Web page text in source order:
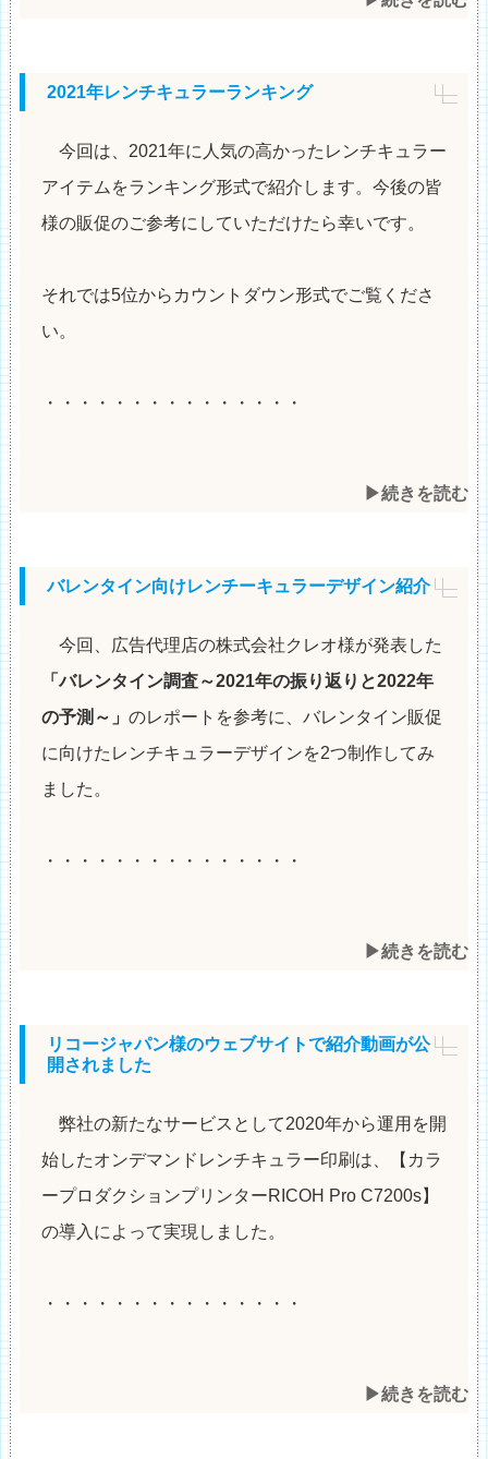
2021年レンチキュラーランキング
今回は、2021年に人気の高かったレンチキュラー
アイテムをランキング形式で紹介します。今後の皆
様の販促のご参考にしていただけたら幸いです。
それでは5位からカウントダウン形式でご覧くださ
い。
・・・・・・・・・・・・・・・
▶︎続きを読む
バレンタイン向けレンチーキュラーデザイン紹介
今回、広告代理店の株式会社クレオ様が発表した
「バレンタイン調査～2021年の振り返りと2022年
の予測～」 のレポートを参考に、バレンタイン販促
に向けたレンチキュラーデザインを2つ制作してみ
ました。
・・・・・・・・・・・・・・・
▶︎続きを読む
リコージャパン様のウェブサイトで紹介動画が公
開されました
弊社の新たなサービスとして2020年から運用を開
始したオンデマンドレンチキュラー印刷は、【カラ
ープロダクションプリンターRICOH Pro ​C7200s】
の導入によって実現しました。
・・・・・・・・・・・・・・・
▶︎続きを読む